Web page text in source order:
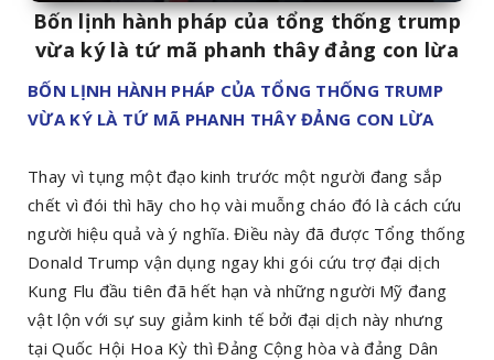
Bốn lịnh hành pháp của tổng thống trump
vừa ký là tứ mã phanh thây đảng con lừa
BỐN LỊNH HÀNH PHÁP CỦA TỔNG THỐNG TRUMP
VỪA KÝ LÀ TỨ MÃ PHANH THÂY ĐẢNG CON LỪA
Thay vì tụng một đạo kinh trước một người đang sắp
chết vì đói thì hãy cho họ vài muỗng cháo đó là cách cứu
người hiệu quả và ý nghĩa. Điều này đã được Tổng thống
Donald Trump vận dụng ngay khi gói cứu trợ đại dịch
Kung Flu đầu tiên đã hết hạn và những người Mỹ đang
vật lộn với sự suy giảm kinh tế bởi đại dịch này nhưng
tại Quốc Hội Hoa Kỳ thì Đảng Cộng hòa và đảng Dân